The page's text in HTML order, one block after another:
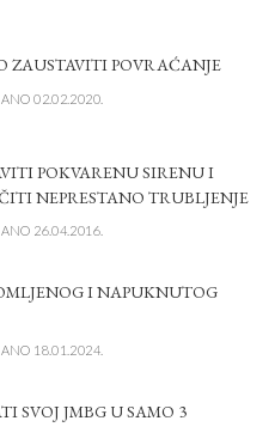
ZAUSTAVITI POVRAĆANJE
02.02.2020.
POKVARENU SIRENU I
NEPRESTANO TRUBLJENJE
26.04.2016.
I NAPUKNUTOG
18.01.2024.
SVOJ JMBG U SAMO 3